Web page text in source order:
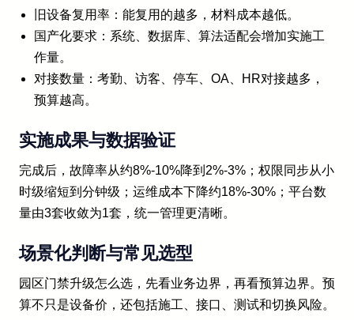
旧设备复用率：能复用的越多，材料成本越低。
国产化要求：系统、数据库、算法适配会增加实施工
作量。
对接数量：考勤、访客、停车、OA、HR对接越多，
预算越高。
实施成果与数据验证
完成后，故障率从约8%-10%降到2%-3%；权限同步从小
时级缩短到分钟级；运维成本下降约18%-30%；平台数
量由3套收敛为1套，统一管理更清晰。
场景化判断与常见选型
园区门禁升级怎么选，先看业务边界，再看预算边界。预
算不只是设备价，还包括施工、接口、测试和切换风险。